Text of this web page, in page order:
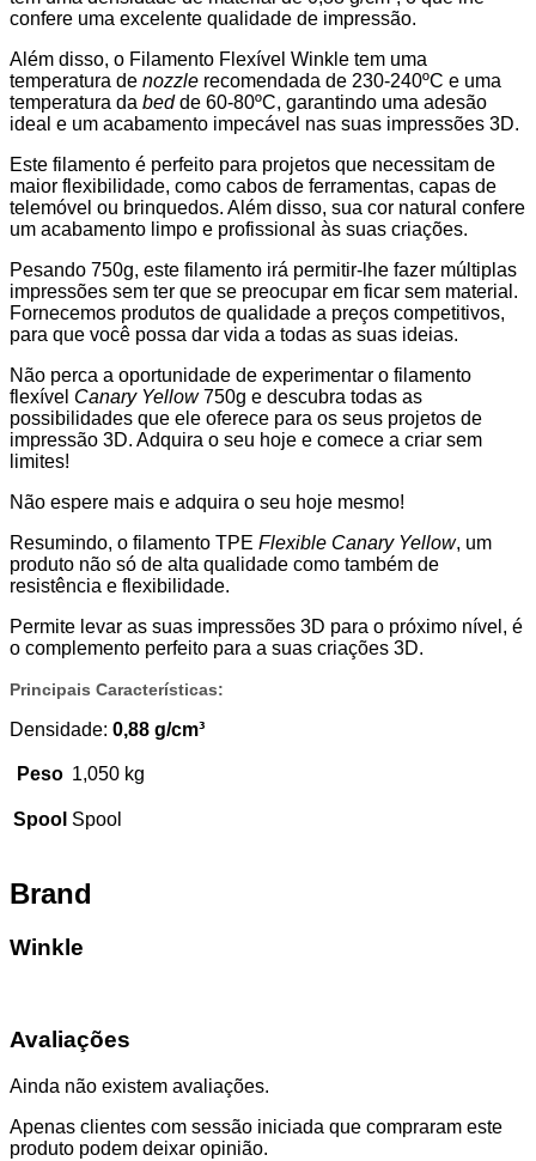
confere uma excelente qualidade de impressão.
Além disso, o Filamento Flexível Winkle tem uma
temperatura de nozzle recomendada de 230-240ºC e uma
temperatura da bedde 60-80ºC, garantindo uma adesão
ideal e um acabamento impecável nas suas impressões 3D.
Este filamento é perfeito para projetos que necessitam de
maior flexibilidade, como cabos de ferramentas, capas de
telemóvel ou brinquedos. Além disso, sua cor natural confere
um acabamento limpo e profissional às suas criações.
Pesando 750g, este filamento irá permitir-lhe fazer múltiplas
impressões sem ter que se preocupar em ficar sem material.
Fornecemos produtos de qualidade a preços competitivos,
para que você possa dar vida a todas as suas ideias.
Não perca a oportunidade de experimentar o filamento
flexível Canary Yellow750g e descubra todas as
possibilidades que ele oferece para os seus projetos de
impressão 3D. Adquira o seu hoje e comece a criar sem
limites!
Não espere mais e adquira o seu hoje mesmo!
Resumindo, o filamento TPE Flexible Canary Yellow, um
produto não só de alta qualidade como também de
resistência e flexibilidade.
Permite levar as suas impressões 3D para o próximo nível, é
o complemento perfeito para a suas criações 3D.
Principais Características:
Densidade: 0,88 g/cm³
Peso 1,050 kg
Spool Spool
Brand
Winkle
Avaliações
Ainda não existem avaliações.
Apenas clientes com sessão iniciada que compraram este
produto podem deixar opinião.